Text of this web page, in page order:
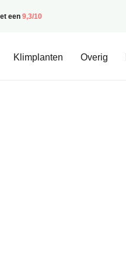
een 9,3/10
Klimplanten Overig